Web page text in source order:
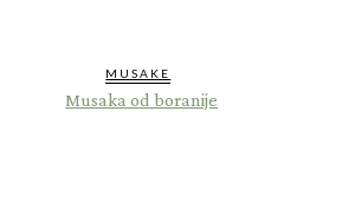
MUSAKE
Musaka od boranije